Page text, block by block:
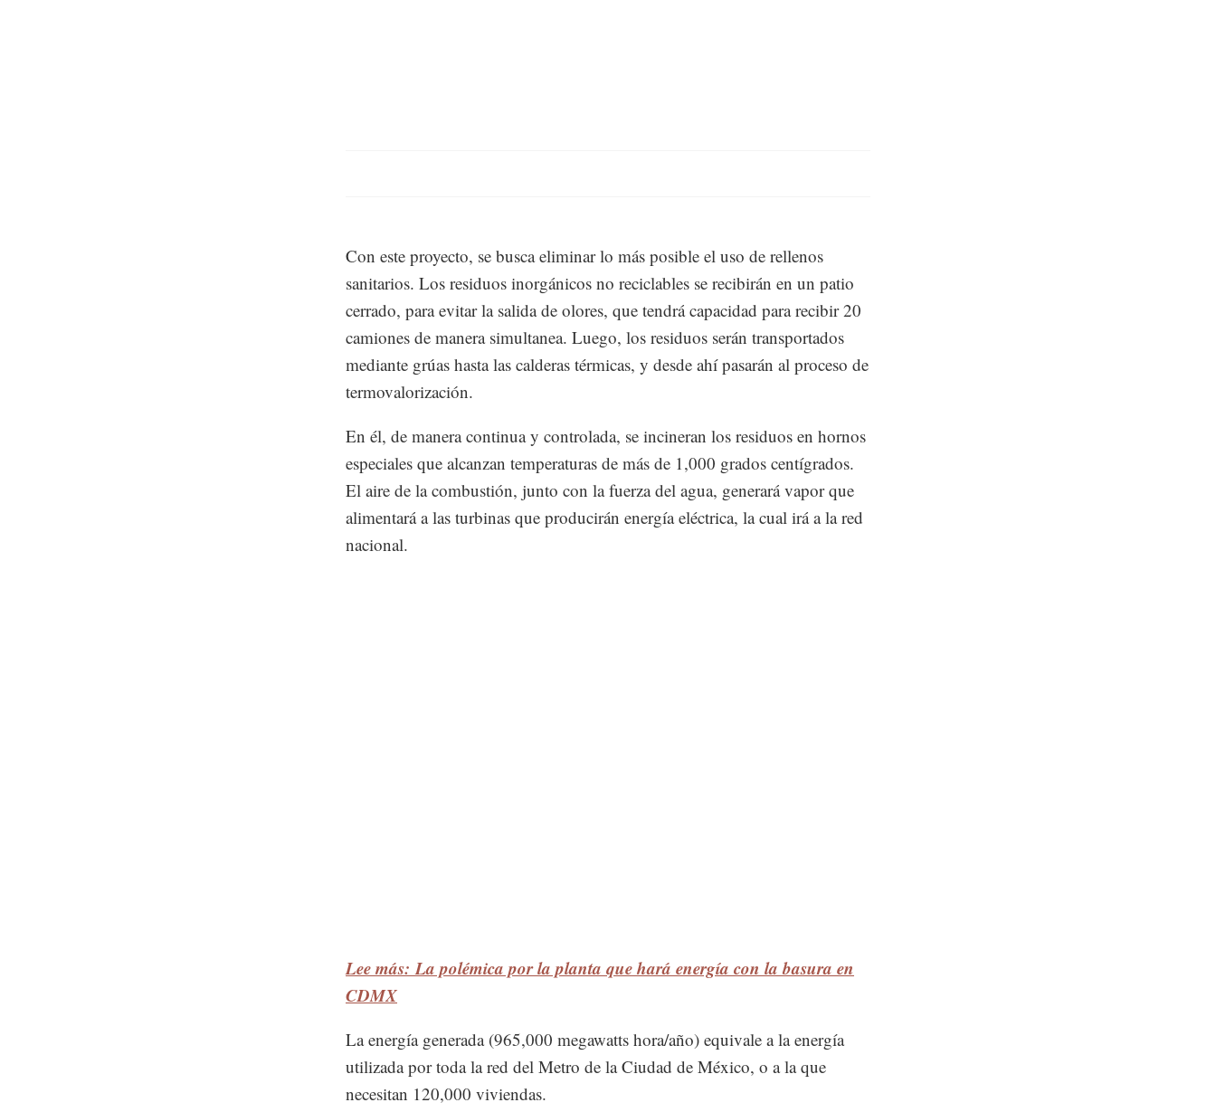
Con este proyecto, se busca eliminar lo más posible el uso de rellenos
sanitarios. Los residuos inorgánicos no reciclables se recibirán en un patio
cerrado, para evitar la salida de olores, que tendrá capacidad para recibir 20
camiones de manera simultanea. Luego, los residuos serán transportados
mediante grúas hasta las calderas térmicas, y desde ahí pasarán al proceso de
termovalorización.
En él, de manera continua y controlada, se incineran los residuos en hornos
especiales que alcanzan temperaturas de más de 1,000 grados centígrados.
El aire de la combustión, junto con la fuerza del agua, generará vapor que
alimentará a las turbinas que producirán energía eléctrica, la cual irá a la red
nacional.
Lee más: La polémica por la planta que hará energía con la basura en
CDMX
La energía generada (965,000 megawatts hora/año) equivale a la energía
utilizada por toda la red del Metro de la Ciudad de México, o a la que
necesitan 120,000 viviendas.